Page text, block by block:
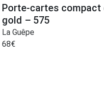
Porte-cartes compact
gold – 575
La Guêpe
68€